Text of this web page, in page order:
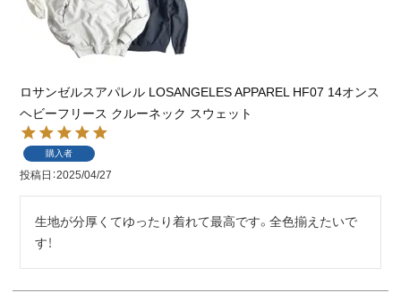
ロサンゼルスアパレル LOSANGELES APPAREL HF07 14オンス
ヘビーフリース クルーネック スウェット
購入者
投稿日 2025/04/27
生地が分厚くてゆったり着れて最高です。全色揃えたいで
す！